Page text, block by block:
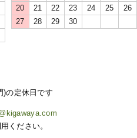
20
21 22 23 24 25
26
27
28 29 30
)の定休日です
ください。